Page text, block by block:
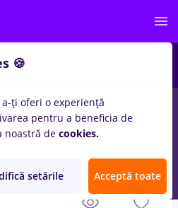
București Cluj-
🍪
ți oferi o experiență
pentru a beneficia de
noastră de cookies.
setările Acceptă toate